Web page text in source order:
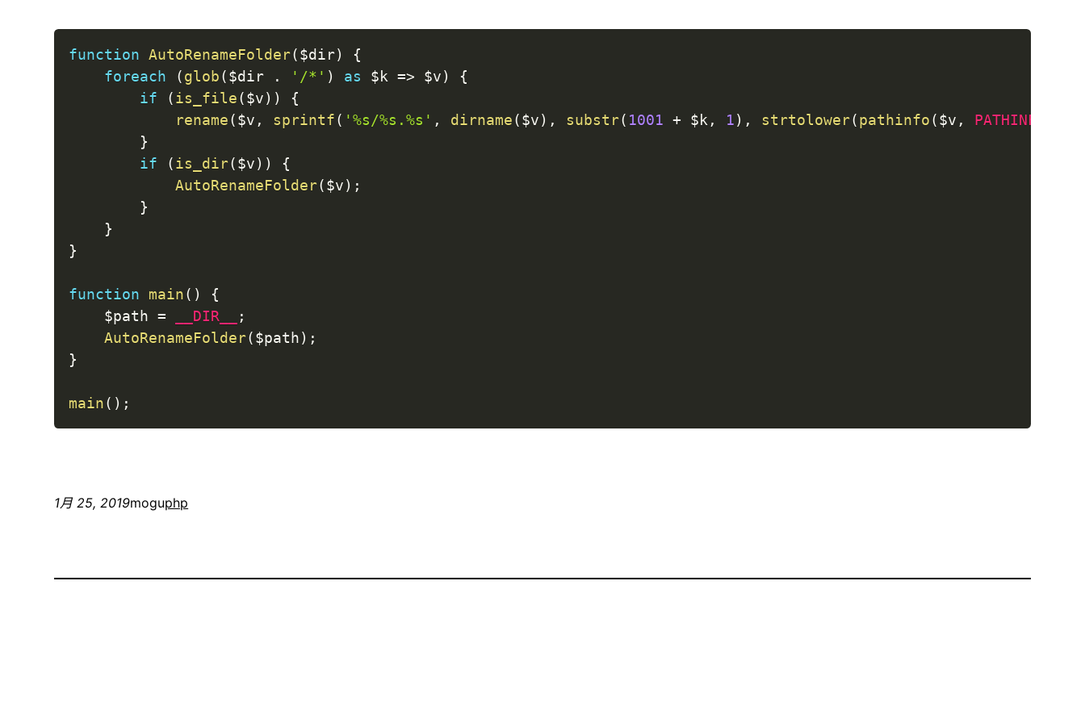
function AutoRenameFolder($dir)
{
foreach
(glob($dir . '/*' ) as $k => $v)
{
if
(is_file($v) )
{
rename($v , sprintf( '%s/%s.%s' , dirname($v) , substr( 1001 + $k , 1) , strtolower(pathinfo($v ,
}
if
(is_dir($v) )
{
AutoRenameFolder($v) ;
}
}
}
function main( )
{
$path = __DIR__
;
AutoRenameFolder($path) ;
}
main( ) ;
1月 25, 2019moguphp